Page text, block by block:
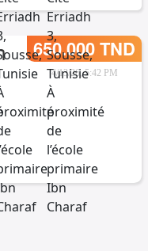
650.000 TND
4/13/26, 5:42 PM